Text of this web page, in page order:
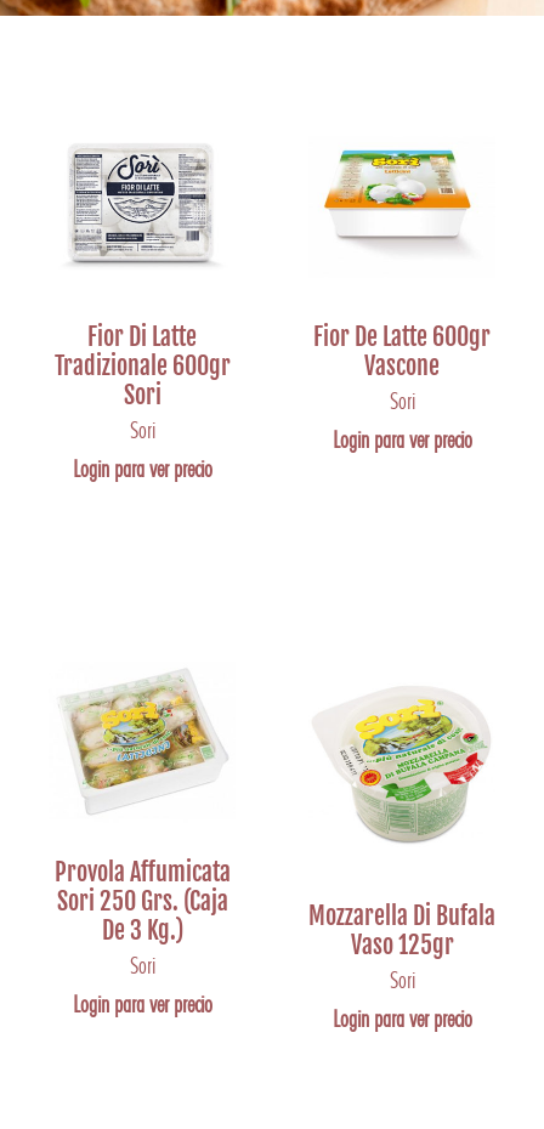
Fior Di Latte
Tradizionale 600gr
Sori
Sori
Login para ver precio
Fior De Latte 600gr
Vascone
Sori
Login para ver precio
Provola Affumicata
Sori 250 Grs. (Caja
De 3 Kg.)
Sori
Login para ver precio
Mozzarella Di Bufala
Vaso 125gr
Sori
Login para ver precio